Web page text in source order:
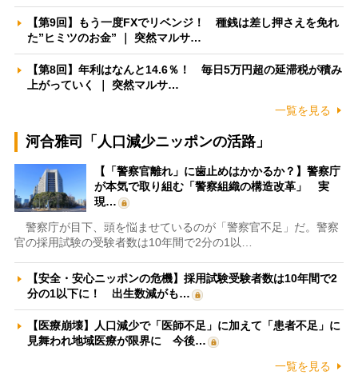
【第9回】もう一度FXでリベンジ！ 種銭は差し押さえを免れ
た”ヒミツのお金” ｜ 突然マルサ…
【第8回】年利はなんと14.6％！ 毎日5万円超の延滞税が積み
上がっていく ｜ 突然マルサ…
一覧を見る
河合雅司「人口減少ニッポンの活路」
【「警察官離れ」に歯止めはかかるか？】警察庁
が本気で取り組む「警察組織の構造改革」 実
現…
警察庁が目下、頭を悩ませているのが「警察官不足」だ。警察
官の採用試験の受験者数は10年間で2分の1以…
【安全・安心ニッポンの危機】採用試験受験者数は10年間で2
分の1以下に！ 出生数減がも…
【医療崩壊】人口減少で「医師不足」に加えて「患者不足」に
見舞われ地域医療が限界に 今後…
一覧を見る